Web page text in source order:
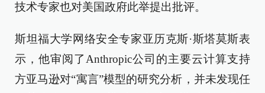
技术专家也对美国政府此举提出批评。
斯坦福大学网络安全专家亚历克斯·斯塔莫斯表
示，他审阅了Anthropic公司的主要云计算支持
方亚马逊对“寓言”模型的研究分析，并未发现任